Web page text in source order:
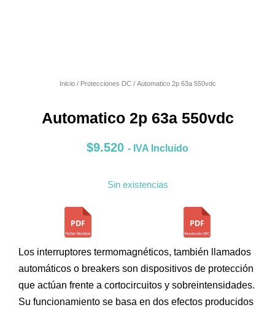
Inicio/ Protecciones DC/ Automatico 2p 63a 550vdc
Automatico 2p 63a 550vdc
$9.520 - IVA Incluido
Sin existencias
Los interruptores termomagnéticos, también llamados
automáticos o breakers son dispositivos de protección
que actúan frente a cortocircuitos y sobreintensidades.
Su funcionamiento se basa en dos efectos producidos